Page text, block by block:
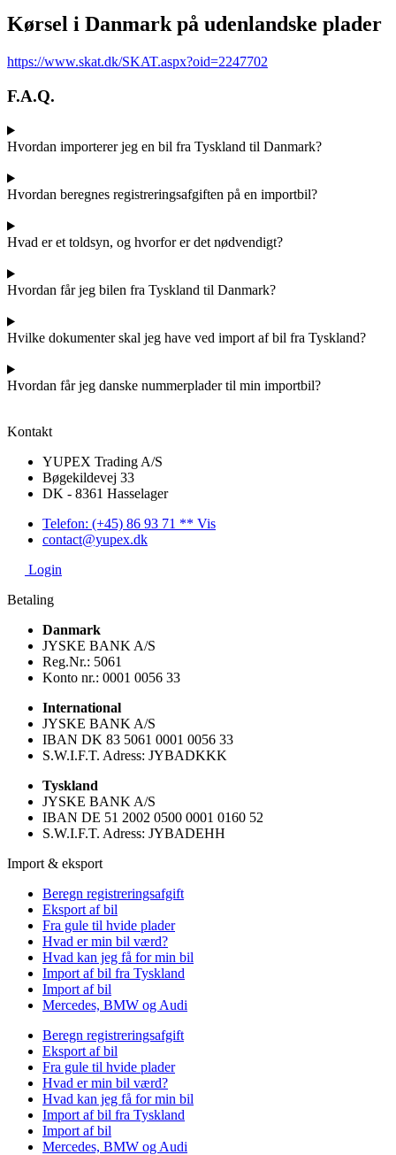
Kørsel i Danmark på udenlandske plader
https://www.skat.dk/SKAT.aspx?oid=2247702
F.A.Q.
Hvordan importerer jeg en bil fra Tyskland til Danmark?
Hvordan beregnes registreringsafgiften på en importbil?
Hvad er et toldsyn, og hvorfor er det nødvendigt?
Hvordan får jeg bilen fra Tyskland til Danmark?
Hvilke dokumenter skal jeg have ved import af bil fra Tyskland?
Hvordan får jeg danske nummerplader til min importbil?
Kontakt
YUPEX Trading A/S
Bøgekildevej 33
DK - 8361 Hasselager
Telefon: (+45) 86 93 71 ** Vis
contact@yupex.dk
Login
Betaling
Danmark
JYSKE BANK A/S
Reg.Nr.: 5061
Konto nr.: 0001 0056 33
International
JYSKE BANK A/S
IBAN DK 83 5061 0001 0056 33
S.W.I.F.T. Adress: JYBADKKK
Tyskland
JYSKE BANK A/S
IBAN DE 51 2002 0500 0001 0160 52
S.W.I.F.T. Adress: JYBADEHH
Import & eksport
Beregn registreringsafgift
Eksport af bil
Fra gule til hvide plader
Hvad er min bil værd?
Hvad kan jeg få for min bil
Import af bil fra Tyskland
Import af bil
Mercedes, BMW og Audi
Beregn registreringsafgift
Eksport af bil
Fra gule til hvide plader
Hvad er min bil værd?
Hvad kan jeg få for min bil
Import af bil fra Tyskland
Import af bil
Mercedes, BMW og Audi